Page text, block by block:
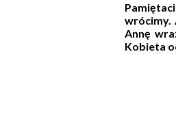
wrócimy.
Annę
Kobieta